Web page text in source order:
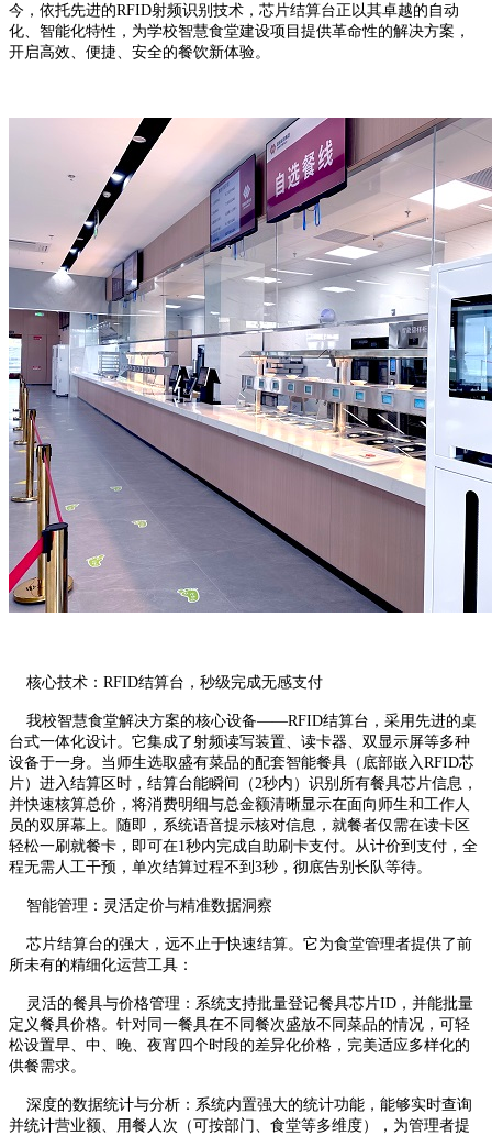
今，依托先进的RFID射频识别技术，芯片结算台正以其卓越的自动
化、智能化特性，为学校智慧食堂建设项目提供革命性的解决方案，
开启高效、便捷、安全的餐饮新体验。
核心技术：RFID结算台，秒级完成无感支付
我校智慧食堂解决方案的核心设备——RFID结算台，采用先进的桌
台式一体化设计。它集成了射频读写装置、读卡器、双显示屏等多种
设备于一身。当师生选取盛有菜品的配套智能餐具（底部嵌入RFID芯
片）进入结算区时，结算台能瞬间（2秒内）识别所有餐具芯片信息，
并快速核算总价，将消费明细与总金额清晰显示在面向师生和工作人
员的双屏幕上。随即，系统语音提示核对信息，就餐者仅需在读卡区
轻松一刷就餐卡，即可在1秒内完成自助刷卡支付。从计价到支付，全
程无需人工干预，单次结算过程不到3秒，彻底告别长队等待。
智能管理：灵活定价与精准数据洞察
芯片结算台的强大，远不止于快速结算。它为食堂管理者提供了前
所未有的精细化运营工具：
灵活的餐具与价格管理：系统支持批量登记餐具芯片ID，并能批量
定义餐具价格。针对同一餐具在不同餐次盛放不同菜品的情况，可轻
松设置早、中、晚、夜宵四个时段的差异化价格，完美适应多样化的
供餐需求。
深度的数据统计与分析：系统内置强大的统计功能，能够实时查询
并统计营业额、用餐人次（可按部门、食堂等多维度），为管理者提